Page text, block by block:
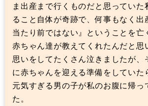
ま出産まで行くものだと思っていた
ること自体が奇跡で、何事もなく出
当たり前ではない』ということを亡
赤ちゃん達が教えてくれたんだと思
思いをしてたくさん泣きましたが、
に赤ちゃんを迎える準備をしていた
元気すぎる男の子が私のお腹に帰っ
た。